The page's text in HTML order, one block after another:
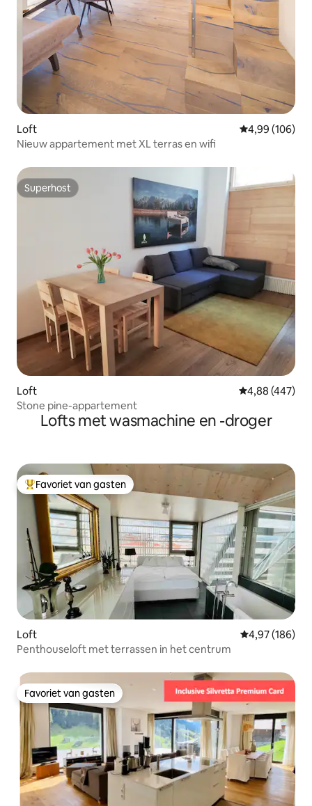
Loft Gemiddelde
4,99 (106)
Nieuw appartement met XL terras en wifi
Superhost
Superhost
Loft Gemiddelde
4,88 (447)
Stone pine-appartement
Lofts met wasmachine en -droger
Topfavoriet van gasten
Favoriet van gasten
Loft Gemiddelde
4,97 (186)
Penthouseloft met terrassen in het centrum
Favoriet van gasten
Favoriet van gasten